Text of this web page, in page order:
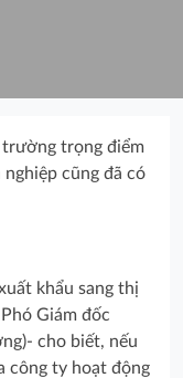
trọng điểm
cũng đã có
khẩu sang thị
Giám đốc
cho biết, nếu
công ty hoạt động